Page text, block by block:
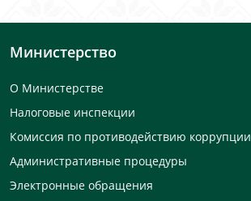
Министерство
О Министерстве
Налоговые инспекции
Комиссия по противодействию коррупции
Административные процедуры
Электронные обращения